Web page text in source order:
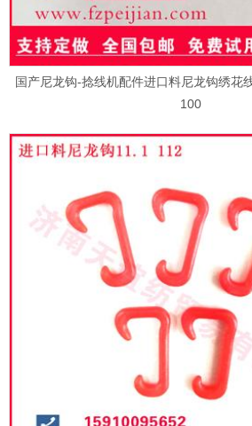
国产尼龙钩-捻线机配件进口料尼龙钩绣花
100